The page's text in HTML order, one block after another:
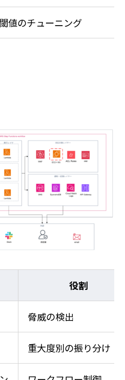
値のチューニング
役割
脅威の検出
重大度別の振り分け